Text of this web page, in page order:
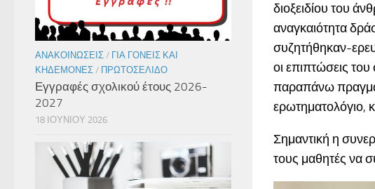
διοξειδίου του
αναγκαιότητα
συζητήθηκαν-
οι επιπτώσεις
παραπάνω
ερωτηματολόγιο,
Σημαντική η
τους μαθητές να
ΑΝΑΚΟΙΝΏΣΕΙΣ / ΓΙΑ ΓΟΝΕΊΣ ΚΑΙ
ΚΗΔΕΜΌΝΕΣ / ΠΡΩΤΟΣΈΛΙΔΟ
Εγγραφές σχολικού έτους 2026-
2027
18 ΙΟΥΝΊΟΥ 2026